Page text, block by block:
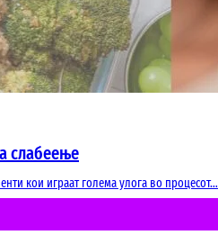
слабеење
кои играат голема улога во процесот…